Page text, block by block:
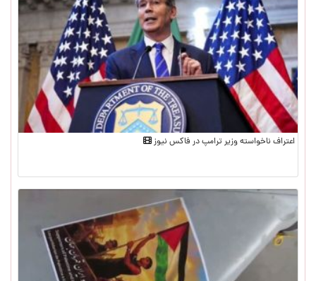
اعتراف ناخواسته وزیر ترامپ در فاکس نیوز